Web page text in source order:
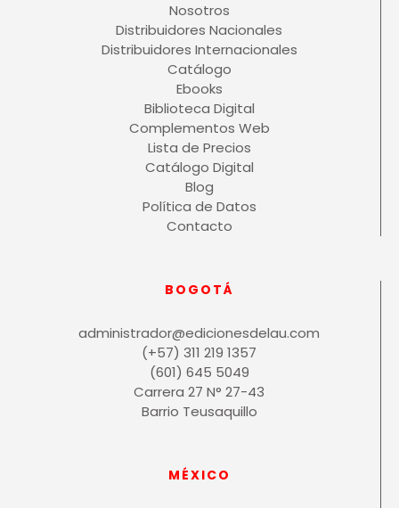
Nosotros
Distribuidores Nacionales
Distribuidores Internacionales
Catálogo
Ebooks
Biblioteca Digital
Complementos Web
Lista de Precios
Catálogo Digital
Blog
Política de Datos
Contacto
BOGOTÁ
administrador@edicionesdelau.com
(+57) 311 219 1357
(601) 645 5049
Carrera 27 N° 27-43
Barrio Teusaquillo
MÉXICO